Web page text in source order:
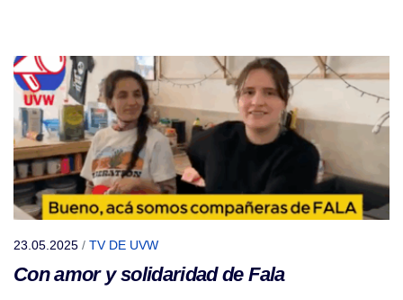
23.05.2025 / TV DE UVW
Con amor y solidaridad de Fala